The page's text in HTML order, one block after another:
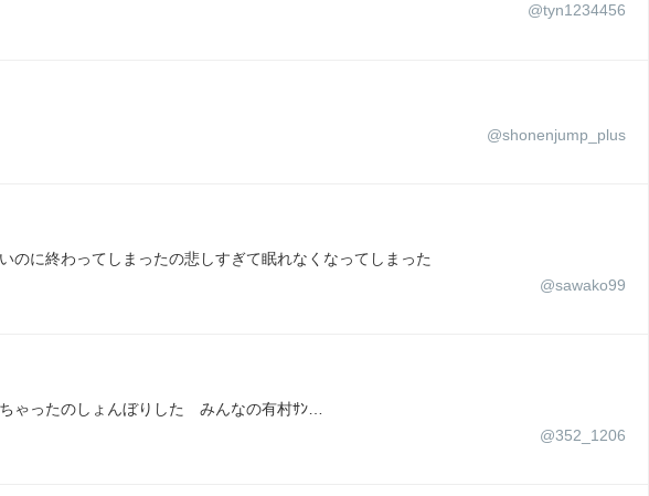
@tyn1234456
@shonenjump_plus
のに終わってしまったの悲しすぎて眠れなくなってしまった
@sawako99
ゃったのしょんぼりした みんなの有村ｻﾝ…
@352_1206